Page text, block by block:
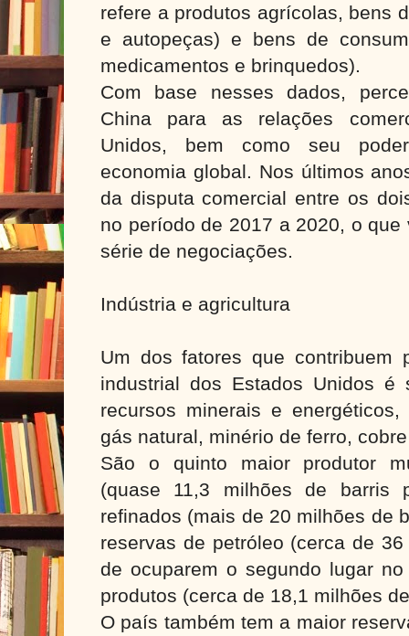
refere a produtos agrícolas, bens
e autopeças) e bens de
medicamentos e brinquedos).
Com base nesses dados,
China para as relações
Unidos, bem como seu
economia global. Nos últimos
da disputa comercial entre os
no período de 2017 a 2020, o
série de negociações.
Indústria e agricultura
Um dos fatores que contribuem
industrial dos Estados Unidos é
recursos minerais e
gás natural, minério de ferro,
São o quinto maior produtor
(quase 11,3 milhões de barris
refinados (mais de 20 milhões de
reservas de petróleo (cerca de
de ocuparem o segundo lugar
produtos (cerca de 18,1 milhões
O país também tem a maior